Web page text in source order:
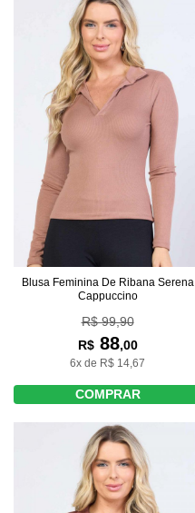
Blusa Feminina De Ribana Serena
Cappuccino
R$ 99,90
R$88,00
6x de R$ 14,67
COMPRAR